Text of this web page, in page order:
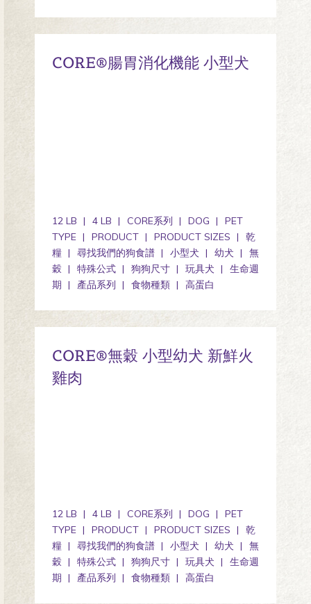
CORE®腸胃消化機能 小型犬
12 LB 4 LB CORE系列 DOG
PET
TYPE
PRODUCT PRODUCT SIZES
乾
糧
尋找我們的狗食譜 小型犬 幼犬
無
穀
特殊公式 狗狗尺寸 玩具犬
生命週
期
產品系列 食物種類 高蛋白
CORE®無穀 小型幼犬 新鮮火
雞肉
12 LB 4 LB CORE系列 DOG
PET
TYPE
PRODUCT PRODUCT SIZES
乾
糧
尋找我們的狗食譜 小型犬 幼犬
無
穀
特殊公式 狗狗尺寸 玩具犬
生命週
期
產品系列 食物種類 高蛋白